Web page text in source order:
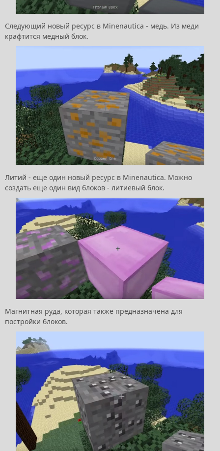
Следующий новый ресурс в Minenautica - медь. Из меди
крафтится медный блок.
Литий - еще один новый ресурс в Minenautica. Можно
создать еще один вид блоков - литиевый блок.
Магнитная руда, которая также предназначена для
постройки блоков.